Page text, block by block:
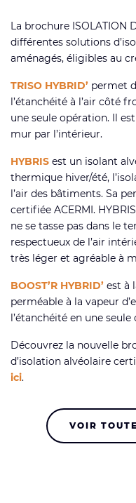
La brochure ISOLATION
différentes solutions
aménagés, éligibles au
TRISO HYBRID’ permet
l’étanchéité à l’air côté
une seule opération. Il
mur par l’intérieur.
HYBRIS est un isolant
thermique hiver/été,
l’air des bâtiments. Sa
certifiée ACERMI.
ne se tasse pas dans le
respectueux de l’air
très léger et agréable à
BOOST’R HYBRID’ est à
perméable à la vapeur
l’étanchéité en une
Découvrez la nouvelle
d’isolation alvéolaire
ici.
VOIR